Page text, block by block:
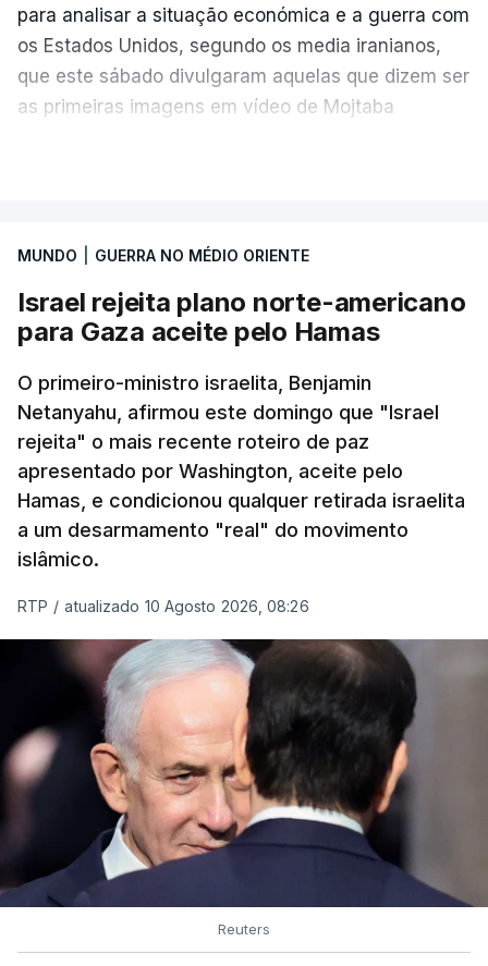
para analisar a situação económica e a guerra com
os Estados Unidos, segundo os media iranianos,
que este sábado divulgaram aquelas que dizem ser
as primeiras imagens em vídeo de Mojtaba
Mehr na rede social Telegram, como aquilo que
israelita, que nos últimos tempos vem dando conta
de que o líder supremo iraniano estará em estado
crítico na sequência do bombardeamento que no
último dia de fevereiro passado matou o pai, o
ayatollah Ali Khamenei, e outros membros da
família.
As imagens mostram Mojtaba Khamenei no que
será uma aula religiosa, mas sem qualquer
ERRO100
ERROR ON HTML5 MEDIA ELEMENT
ESTE CONTEÚDO ESTÁ NESTE
MOMENTO INDISPONÍVEL
Ao mesmo tempo é também divulgada a realização
de um encontro entre o presidente Masoud
MUNDO GUERRA NO MÉDIO ORIENTE
Israel rejeita plano norte-americano
para Gaza aceite pelo Hamas
O primeiro-ministro israelita, Benjamin
Netanyahu, afirmou este domingo que "Israel
rejeita" o mais recente roteiro de paz
apresentado por Washington, aceite pelo
Hamas, e condicionou qualquer retirada israelita
a um desarmamento "real" do movimento
islâmico.
RTP / atualizado 10 Agosto 2026, 08:26
Reuters